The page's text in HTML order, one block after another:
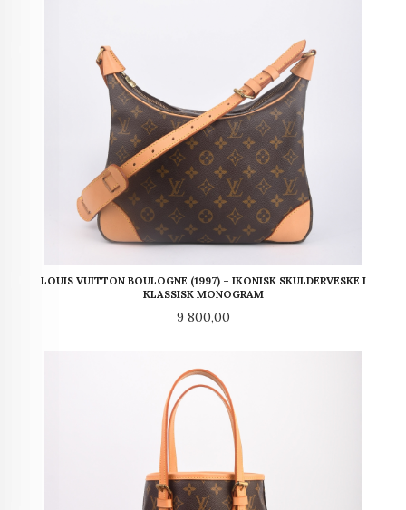
LOUIS VUITTON BOULOGNE (1997) – IKONISK SKULDERVESKE I
KLASSISK MONOGRAM
Pris
9 800,00